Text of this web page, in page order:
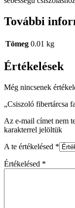
További
Tömeg 0.01 kg
Értékelések
Még nincsenek
„Csiszoló fibertárcsa
Az e-mail címet nem
karakterrel jelöltük
A te értékelésed *
Értékelésed *